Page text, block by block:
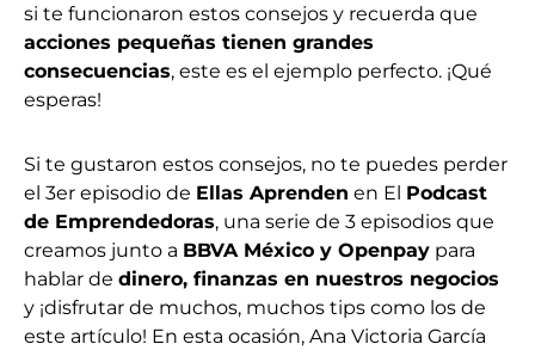
si te funcionaron estos consejos y recuerda que
acciones pequeñas tienen grandes
consecuencias, este es el ejemplo perfecto. ¡Qué
esperas!
Si te gustaron estos consejos, no te puedes perder
el 3er episodio de Ellas Aprenden en El Podcast
de Emprendedoras, una serie de 3 episodios que
creamos junto a BBVA México y Openpay para
hablar de dinero, finanzas en nuestros negocios
y ¡disfrutar de muchos, muchos tips como los de
este artículo! En esta ocasión, Ana Victoria García